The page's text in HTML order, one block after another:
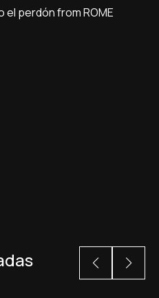
el perdón from ROME